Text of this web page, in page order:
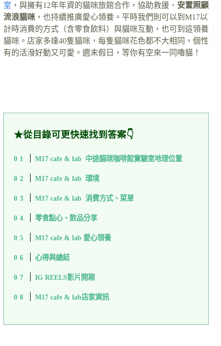
室 ，與擁有12年年資的貓咪旅館合作，協助救援、 安置照顧
流浪貓咪 ，也持續推廣愛心領養。平時我們則可以到M17以
計時消費的方式（含零食飲料）與貓咪互動，也可到這領養
貓咪。店家多達40隻貓咪，每隻貓咪花色都不大相同，個性
有的活潑好動又可愛。週末假日，等你有空來一同嚕貓！
★從目錄可更快速找到答案👇
M17 cafe & lab 中途貓咪咖啡館實驗室地理位置
M17 cafe & lab 環境
M17 cafe & lab 消費方式、菜單
零食點心、飲品分享
M17 cafe & lab 愛心領養
心得與總結
IG REELS影片開箱
M17 cafe & lab店家資訊